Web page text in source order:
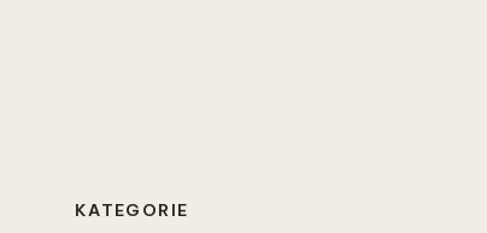
KATEGORIE